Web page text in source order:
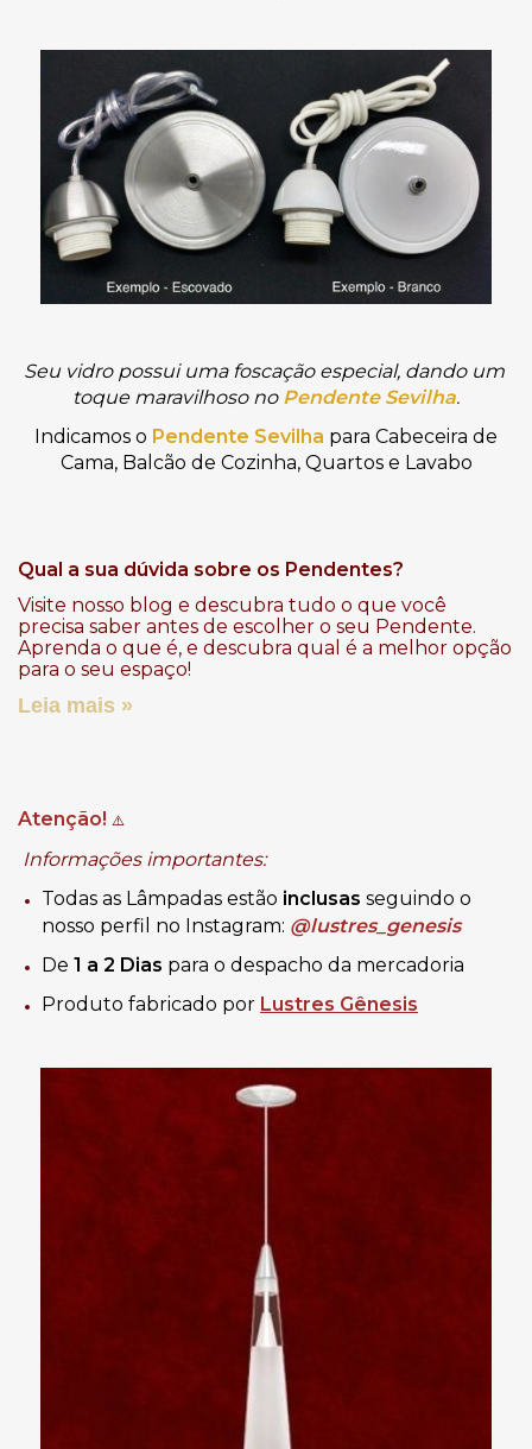
Seu vidro possui uma foscação especial, dando um
toque maravilhoso no Pendente Sevilha.
Indicamos o Pendente Sevilha para Cabeceira de
Cama, Balcão de Cozinha, Quartos e Lavabo
Qual a sua dúvida sobre os Pendentes?
Visite nosso blog e descubra tudo o que você
precisa saber antes de escolher o seu Pendente.
Aprenda o que é, e descubra qual é a melhor opção
para o seu espaço!
Leia mais »
Atenção! ⚠️
Informações importantes:
Todas as Lâmpadas estão inclusas seguindo o
nosso perfil no Instagram: @lustres_genesis
De 1 a 2 Dias para o despacho da mercadoria
Produto fabricado por Lustres Gênesis